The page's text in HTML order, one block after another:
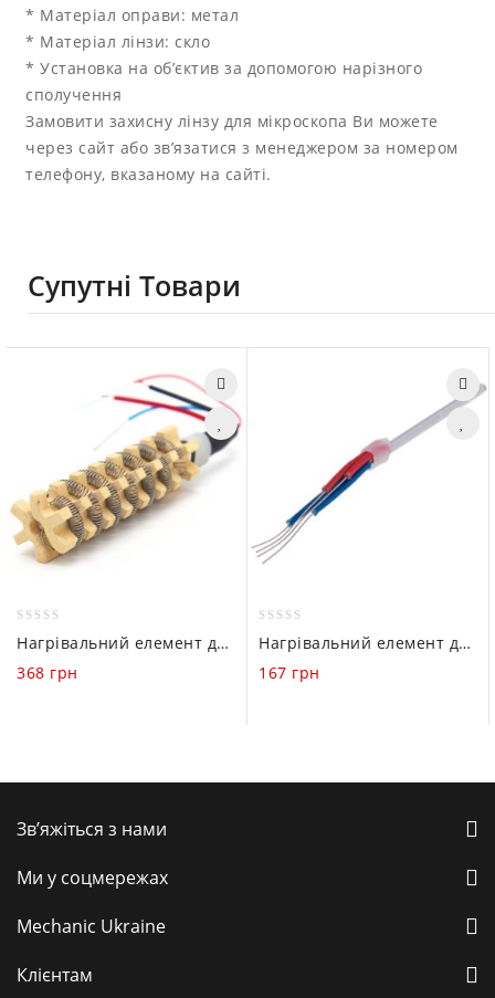
* Матеріал оправи: метал
* Матеріал лінзи: скло
* Установка на об’єктив за допомогою нарізного
сполучення
Замовити захисну лінзу для мікроскопа Ви можете
через сайт або зв’язатися з менеджером за номером
телефону, вказаному на сайті.
Супутні Товари
out
of
Нагрівальний елемент для фена Mechanic HK-1511 (Hot Gun 850 / 858 / 859)
368 грн
out
of
Нагрівальний елемент для паяльника Mechanic MCN-1321 (60W / 24V)
167 грн
Зв’яжіться з нами
Ми у соцмережах
Mechanic Ukraine
Клієнтам